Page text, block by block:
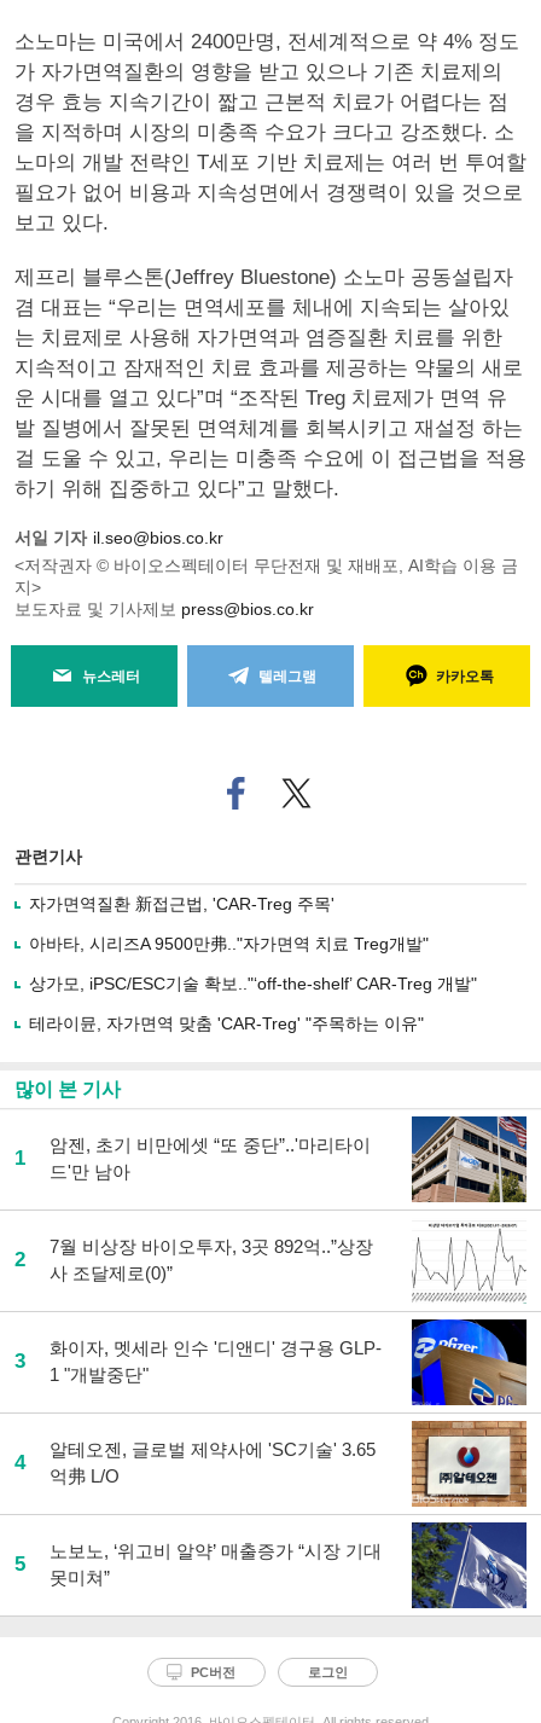
소노마는 미국에서 2400만명, 전세계적으로 약 4% 정도
가 자가면역질환의 영향을 받고 있으나 기존 치료제의
경우 효능 지속기간이 짧고 근본적 치료가 어렵다는 점
을 지적하며 시장의 미충족 수요가 크다고 강조했다. 소
노마의 개발 전략인 T세포 기반 치료제는 여러 번 투여할
필요가 없어 비용과 지속성면에서 경쟁력이 있을 것으로
보고 있다.
제프리 블루스톤(Jeffrey Bluestone) 소노마 공동설립자
겸 대표는 “우리는 면역세포를 체내에 지속되는 살아있
는 치료제로 사용해 자가면역과 염증질환 치료를 위한
지속적이고 잠재적인 치료 효과를 제공하는 약물의 새로
운 시대를 열고 있다”며 “조작된 Treg 치료제가 면역 유
발 질병에서 잘못된 면역체계를 회복시키고 재설정 하는
걸 도울 수 있고, 우리는 미충족 수요에 이 접근법을 적용
하기 위해 집중하고 있다”고 말했다.
서일 기자 il.seo@bios.co.kr
<저작권자 © 바이오스펙테이터 무단전재 및 재배포, AI학습 이용 금
지>
보도자료 및 기사제보 press@bios.co.kr
뉴스레터 텔레그램 카카오톡
페
이
로
사
유
기
트위
터로
관련기사
자가면역질환 新접근법, 'CAR-Treg 주목'
아바타, 시리즈A 9500만弗.."자가면역 치료 Treg개발"
상가모, iPSC/ESC기술 확보.."‘off-the-shelf’ CAR-Treg 개발"
테라이뮨, 자가면역 맞춤 'CAR-Treg' "주목하는 이유"
많이 본 기사
1
암젠, 초기 비만에셋 “또 중단”..'마리타이
드'만 남아
2
7월 비상장 바이오투자, 3곳 892억..”상장
사 조달제로(0)”
3
화이자, 멧세라 인수 '디앤디' 경구용 GLP-
1 "개발중단"
4
알테오젠, 글로벌 제약사에 'SC기술' 3.65
억弗 L/O
5
노보노, ‘위고비 알약’ 매출증가 “시장 기대
못미쳐”
PC버전 로그인